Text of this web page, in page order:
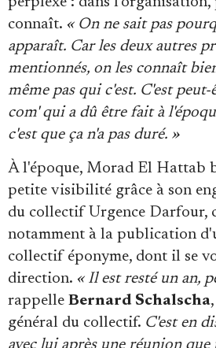
connaît. « On ne sait pas
apparaît. Car les deux autres
mentionnés, on les connaît
même pas qui c'est. C'est
com' qui a dû être fait à
c'est que ça n'a pas duré. »
À l'époque, Morad El Hattab
petite visibilité grâce à son
du collectif Urgence Darfour,
notamment à la publication
collectif éponyme, dont il se
direction. « Il est resté un an,
rappelle Bernard Schalscha
général du collectif. C'est en
avec lui après une réunion que